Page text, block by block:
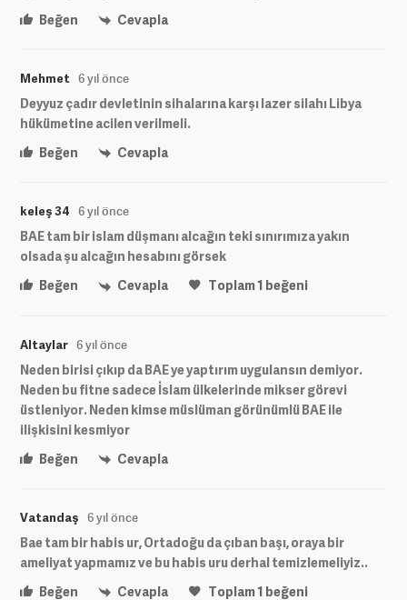
Beğen
Cevapla
Mehmet 6 yıl önce
Deyyuz çadır devletinin sihalarına karşı lazer silahı Libya
hükümetine acilen verilmeli.
Beğen
Cevapla
keleş 34 6 yıl önce
BAE tam bir islam düşmanı alcağın teki sınırımıza yakın
olsada şu alcağın hesabını görsek
Beğen
Cevapla Toplam1 beğeni
Altaylar 6 yıl önce
Neden birisi çıkıp da BAE ye yaptırım uygulansın demiyor.
Neden bu fitne sadece İslam ülkelerinde mikser görevi
üstleniyor. Neden kimse müslüman görünümlü BAE ile
ilişkisini kesmiyor
Beğen
Cevapla
Vatandaş 6 yıl önce
Bae tam bir habis ur, Ortadoğu da çıban başı, oraya bir
ameliyat yapmamız ve bu habis uru derhal temizlemeliyiz..
Beğen
Cevapla Toplam1 beğeni